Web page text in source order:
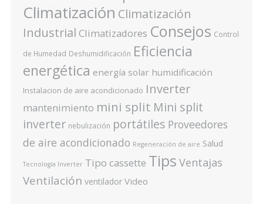
Climatización Climatización
Industrial Climatizadores Consejos Control
de Humedad Deshumidificación Eficiencia
energética energía solar humidificación
Instalacion de aire acondicionado Inverter
mantenimiento mini split Mini split
inverter nebulización portátiles Proveedores
de aire acondicionado Regeneración de aire Salud
Tecnología Inverter Tipo cassette Tips Ventajas
Ventilación ventilador Video